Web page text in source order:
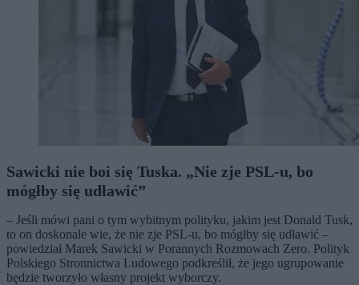
Sawicki nie boi się Tuska. „Nie zje PSL-u, bo
mógłby się udławić”
– Jeśli mówi pani o tym wybitnym polityku, jakim jest Donald Tusk,
to on doskonale wie, że nie zje PSL-u, bo mógłby się udławić –
powiedział Marek Sawicki w Porannych Rozmowach Zero. Polityk
Polskiego Stronnictwa Ludowego podkreślił, że jego ugrupowanie
będzie tworzyło własny projekt wyborczy.